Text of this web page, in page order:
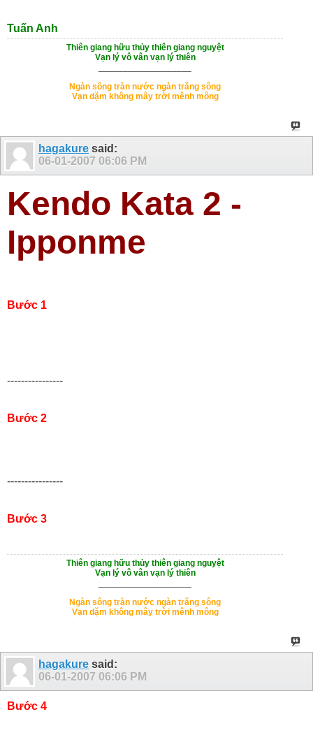
Tuấn Anh
Thiên giang hữu thủy thiên giang nguyệt
Vạn lý vô vân vạn lý thiên
Ngàn sông tràn nước ngàn trăng sông
Vạn dặm không mây trời mênh mông
hagakure said:
06-01-2007 06:06 PM
Kendo Kata 2 -
Ipponme
Bước 1
----------------
Bước 2
----------------
Bước 3
Thiên giang hữu thủy thiên giang nguyệt
Vạn lý vô vân vạn lý thiên
Ngàn sông tràn nước ngàn trăng sông
Vạn dặm không mây trời mênh mông
hagakure said:
06-01-2007 06:06 PM
Bước 4